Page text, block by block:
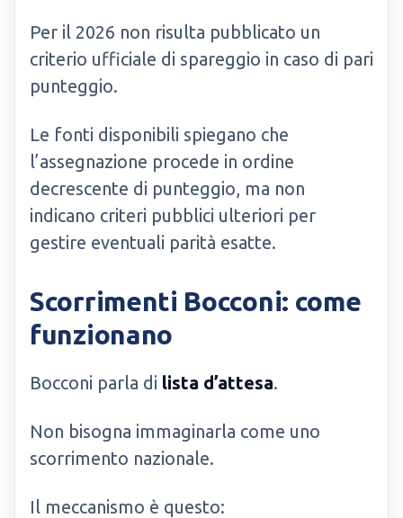
Per il 2026 non risulta pubblicato un
criterio ufficiale di spareggio in caso di pari
punteggio.
Le fonti disponibili spiegano che
l’assegnazione procede in ordine
decrescente di punteggio, ma non
indicano criteri pubblici ulteriori per
gestire eventuali parità esatte.
Scorrimenti Bocconi: come
funzionano
Bocconi parla di lista d’attesa.
Non bisogna immaginarla come uno
scorrimento nazionale.
Il meccanismo è questo: